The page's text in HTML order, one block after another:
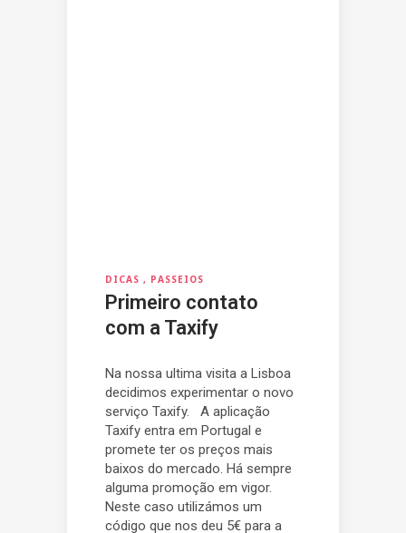
DICAS PASSEIOS
Primeiro contato
com a Taxify
Na nossa ultima visita a Lisboa
decidimos experimentar o novo
serviço Taxify. A aplicação
Taxify entra em Portugal e
promete ter os preços mais
baixos do mercado. Há sempre
alguma promoção em vigor.
Neste caso utilizámos um
código que nos deu 5€ para a